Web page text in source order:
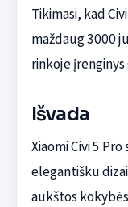
Tikimasi, kad
maždaug 3000
rinkoje įrenginys
Išvada
Xiaomi Civi 5
elegantišku
aukštos